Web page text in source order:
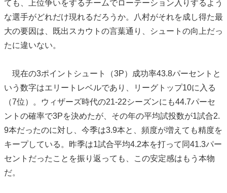
ても、上位争いをするチームでローテーション入りするよう
な選手がどれだけ現れるだろうか。八村がそれを成し得た最
大の要因は、既出スカウトの言葉通り、シュートの向上だっ
たに違いない。
現在の3ポイントシュート（3P）成功率43.8パーセントと
いう数字はエリートレベルであり、リーグトップ10に入る
（7位）。ウィザーズ時代の21-22シーズンにも44.7パーセ
ントの確率で3Pを決めたが、その年の平均試投数が1試合2.
9本だったのに対し、今季は3.9本と、頻度が増えても精度を
キープしている。昨季は1試合平均4.2本を打って同41.3パー
セントだったことを振り返っても、この安定感はもう本物
だ。